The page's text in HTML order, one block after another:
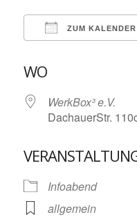
ZUM
WO
WerkBox³ e.V.
DachauerStr.
Infoabend
allgemein